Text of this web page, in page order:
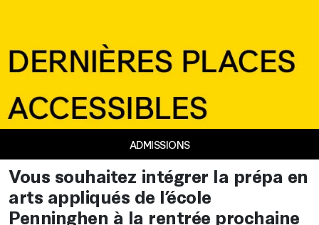
ADMISSIONS
Vous souhaitez intégrer la prépa en
arts appliqués de l’école
Penninghen à la rentrée prochaine